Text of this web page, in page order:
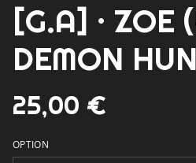
[G.A] · ZOE
DEMON
25,00 €
OPTION